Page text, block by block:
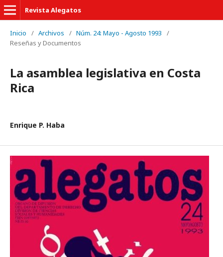
Revista Alegatos
Inicio / Archivos / Núm. 24: Mayo - Agosto 1993
/
Reseñas y Documentos
La asamblea legislativa en Costa
Rica
Enrique P. Haba